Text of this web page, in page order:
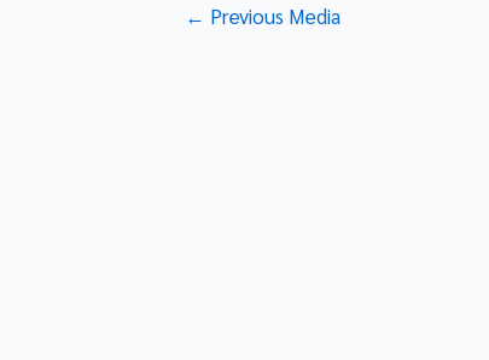
Post← Previous Media